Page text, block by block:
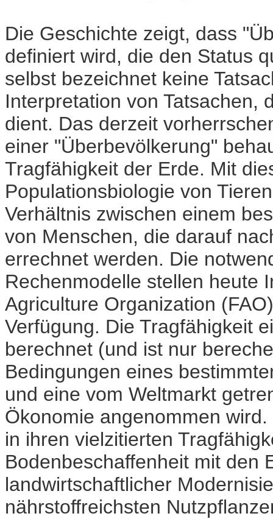
Die Geschichte zeigt, dass
definiert wird, die den Status
selbst bezeichnet keine
Interpretation von Tatsachen,
dient. Das derzeit
einer "Überbevölkerung"
Tragfähigkeit der Erde. Mit
Populationsbiologie von
Verhältnis zwischen einem
von Menschen, die darauf
errechnet werden. Die
Rechenmodelle stellen heute
Agriculture Organization
Verfügung. Die Tragfähigkeit
berechnet (und ist nur
Bedingungen eines
und eine vom Weltmarkt
Ökonomie angenommen
in ihren vielzitierten
Bodenbeschaffenheit mit den
landwirtschaftlicher
nährstoffreichsten